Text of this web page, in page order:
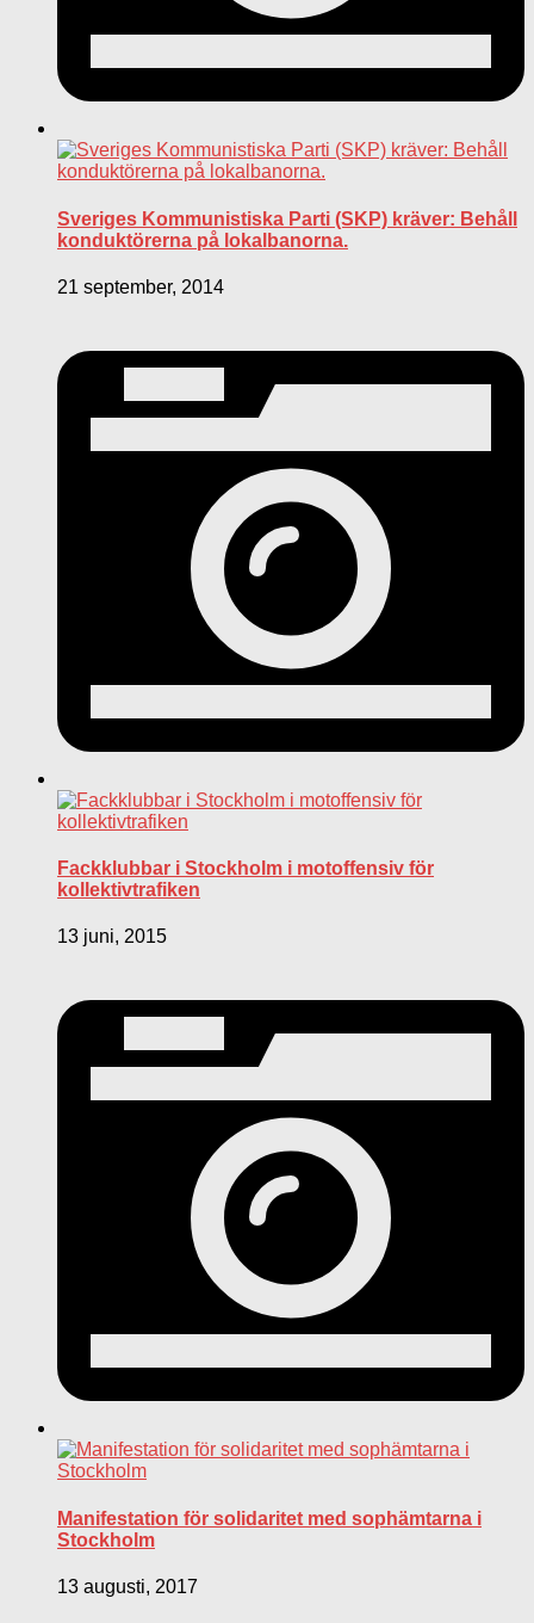
Sveriges Kommunistiska Parti (SKP) kräver: Behåll
konduktörerna på lokalbanorna.
21 september, 2014
Fackklubbar i Stockholm i motoffensiv för
kollektivtrafiken
13 juni, 2015
Manifestation för solidaritet med sophämtarna i
Stockholm
13 augusti, 2017